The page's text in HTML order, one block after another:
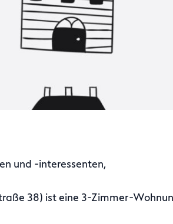
und -interessenten,
38) ist eine 3-Zimmer-